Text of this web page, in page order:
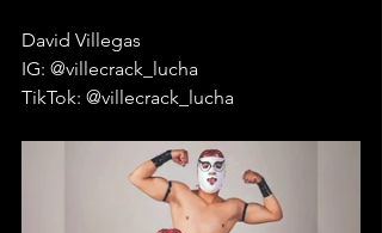
David Villegas
IG: @villecrack_lucha
TikTok: @villecrack_lucha